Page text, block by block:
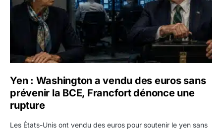
Yen : Washington a vendu des euros sans
prévenir la BCE, Francfort dénonce une
rupture
Les États-Unis ont vendu des euros pour soutenir le yen sans